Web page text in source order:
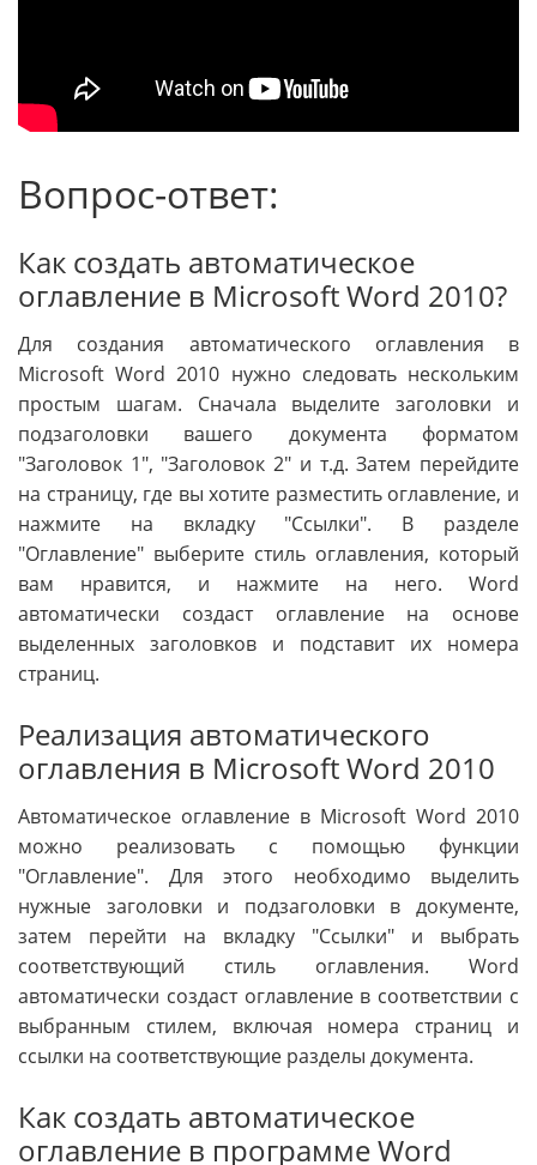
Вопрос-ответ:
Как создать автоматическое
оглавление в Microsoft Word 2010?
Для создания автоматического оглавления в
Microsoft Word 2010 нужно следовать нескольким
простым шагам. Сначала выделите заголовки и
подзаголовки вашего документа форматом
"Заголовок 1", "Заголовок 2" и т.д. Затем перейдите
на страницу, где вы хотите разместить оглавление, и
нажмите на вкладку "Ссылки". В разделе
"Оглавление" выберите стиль оглавления, который
вам нравится, и нажмите на него. Word
автоматически создаст оглавление на основе
выделенных заголовков и подставит их номера
страниц.
Реализация автоматического
оглавления в Microsoft Word 2010
Автоматическое оглавление в Microsoft Word 2010
можно реализовать с помощью функции
"Оглавление". Для этого необходимо выделить
нужные заголовки и подзаголовки в документе,
затем перейти на вкладку "Ссылки" и выбрать
соответствующий стиль оглавления. Word
автоматически создаст оглавление в соответствии с
выбранным стилем, включая номера страниц и
ссылки на соответствующие разделы документа.
Как создать автоматическое
оглавление в программе Word